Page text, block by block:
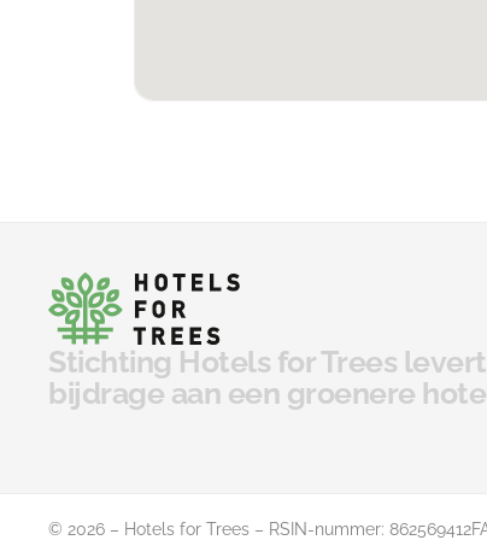
Stichting Hotels for Trees
bijdrage aan een groenere
© 2026 – Hotels for Trees – RSIN-nummer: 862569412